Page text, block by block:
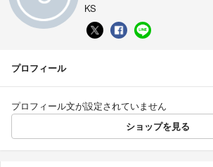
KS
プロフィール
プロフィール文が設定されていません
ショップを見る